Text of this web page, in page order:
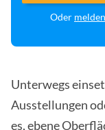
Oder
Unterwegs
Ausstellungen
es, ebene